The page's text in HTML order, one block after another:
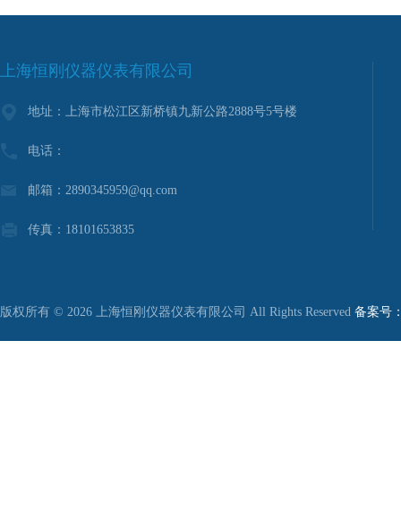
上海恒刚仪器仪表有限公司
地址：上海市松江区新桥镇九新公路2888号5号楼
电话：
邮箱：2890345959@qq.com
传真：18101653835
版权所有 © 2026 上海恒刚仪器仪表有限公司 All Rights Reserved 备案号